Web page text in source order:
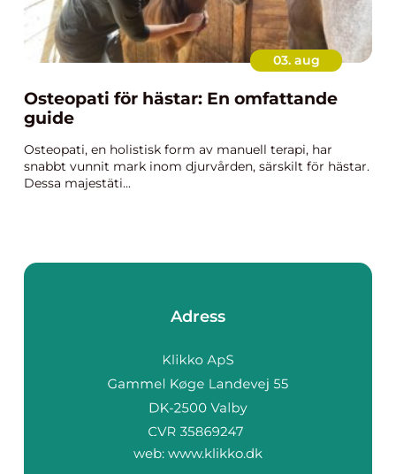
03. aug
Osteopati för hästar: En omfattande
guide
Osteopati, en holistisk form av manuell terapi, har
snabbt vunnit mark inom djurvården, särskilt för hästar.
Dessa majestäti...
Adress
web: www.klikko.dk